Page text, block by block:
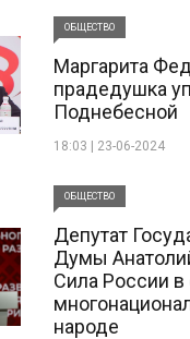
ОБЩЕСТВО
Маргарита
прадедушка
Поднебесной
18:03 | 23-06-2024
ОБЩЕСТВО
Депутат
Думы
Сила России в
народе